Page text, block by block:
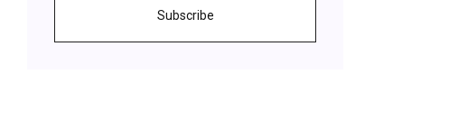
Subscribe